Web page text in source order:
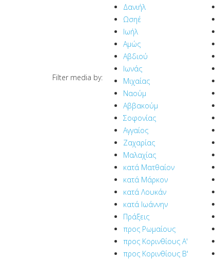
Filter media by:
Δανιήλ
Ωσηέ
Ιωήλ
Αμώς
Αβδιού
Ιωνάς
Μιχαίας
Ναούμ
Αββακούμ
Σοφονίας
Αγγαίος
Ζαχαρίας
Μαλαχίας
κατά Ματθαίον
κατά Μάρκον
κατά Λουκάν
κατά Ιωάννην
Πράξεις
προς Ρωμαίους
προς Κορινθίους Α'
προς Κορινθίους Β'